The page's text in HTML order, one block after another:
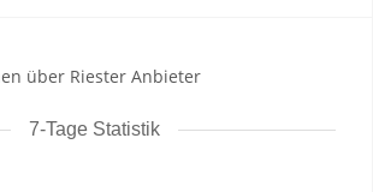
über Riester Anbieter
7-Tage Statistik